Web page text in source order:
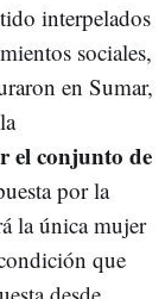
interpelados
sociales,
en Sumar,
el conjunto de
por la
la única mujer
que